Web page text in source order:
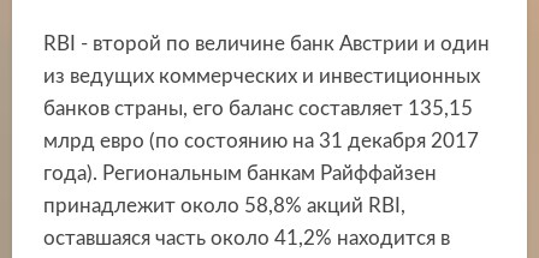
RBI - второй по величине банк Австрии и один
из ведущих коммерческих и инвестиционных
банков страны, его баланс составляет 135,15
млрд евро (по состоянию на 31 декабря 2017
года). Региональным банкам Райффайзен
принадлежит около 58,8% акций RBI,
оставшаяся часть около 41,2% находится в